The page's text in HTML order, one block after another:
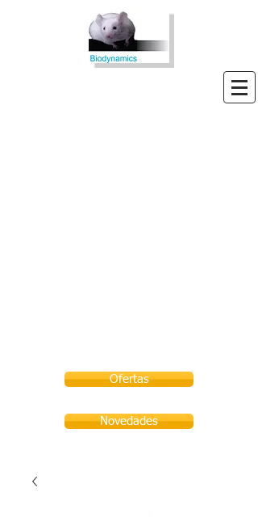
Ofertas
Novedades